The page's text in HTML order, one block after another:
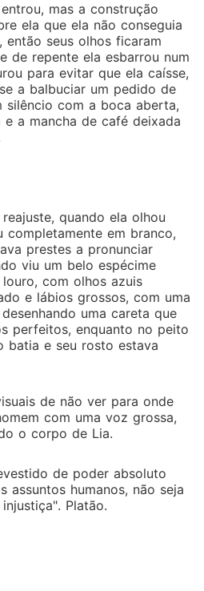
mas a construção
ela que ela não conseguia
então seus olhos ficaram
de repente ela esbarrou num
para evitar que ela caísse,
a balbuciar um pedido de
silêncio com a boca aberta,
a mancha de café deixada
quando ela olhou
em branco,
prestes a pronunciar
viu um belo espécime
com olhos azuis
e lábios grossos, com uma
uma careta que
perfeitos, enquanto no peito
batia e seu rosto estava
de não ver para onde
com uma voz grossa,
o corpo de Lia.
de poder absoluto
assuntos humanos, não seja
Platão.